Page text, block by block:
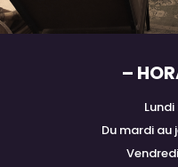
–
Lundi
Du mardi au